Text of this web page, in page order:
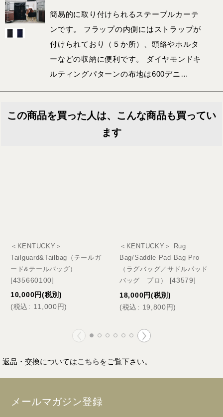
簡易的に取り付けられるステーブルカーテ
ンです。 フラップの内側にはストラップが
付けられており（５か所）、頭絡やホルタ
ーなどの収納に便利です。 ダイヤモンドキ
ルティングパターンの布地は600デニ…
この商品を買った人は、こんな商品も買ってい
ます
＜KENTUCKY＞
Tailguard&Tailbag（テールガ
ード&テールバッグ）
[435660100]
10,000円(税別)
(税込 : 11,000円)
＜KENTUCKY＞ Rug
Bag/Saddle Pad Bag Pro
（ラグバッグ／サドルパッド
バッグ プロ）
[43579]
18,000円(税別)
(税込 : 19,800円)
返品・交換についてはこちらをご覧下さい。
メールマガジン登録